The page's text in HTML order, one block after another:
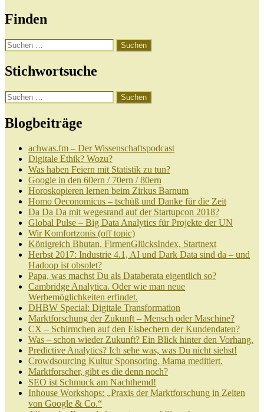
Finden
Suchen
nach:
Stichwortsuche
Suchen
nach:
Blogbeiträge
achwas.fm – Der Wissenschaftspodcast
Digitale Ethik? Wozu?
Was haben Feiern mit Statistik zu tun?
Google in den 60ern / 70ern / 80ern
Horoskopieren lernen beim Zirkus Barnum
Homo Oeconomicus – tschüß und Danke für die Zeit
Da Da Da mit wegesrand auf der Startupcon 2018?
Global Pulse – Big Data Analytics für Projekte der UN
Wir Komfortzonis (off topic)
Königreich Bhutan, FirmenGlücksIndex, Startnext
Herbst 2017: Industrie 4.1, AI und Dark Data sind da – und
Hadoop ist obsolet?
Papa, was machst Du als Databerata eigentlich so?
Cambridge Analytica. Oder wie man neue
Werbemöglichkeiten erfindet.
DHBW Special: Digitale Transformation
Marktforschung der Zukunft – Mensch oder Maschine?
CX – Schirmchen auf den Eisbechern der Kundendaten?
Was – schon wieder Zukunft? Ein Blick hinter den Vorhang.
Predictive Analytics? Ich sehe was, was Du nicht siehst!
Crowdsourcing Kultur Sponsoring. Mama meditiert.
Marktforscher, gibt es die denn noch?
SEO ist Schmuck am Nachthemd!
Inhouse Workshops: „Praxis der Marktforschung in Zeiten
von Google & Co.“